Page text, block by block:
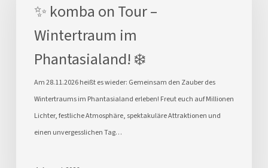
Wintertraum
Phantasialand!
✨ komba on Tour –
Wintertraum im
Phantasialand! ❄️
Am 28.11.2026 heißt es wieder: Gemeinsam den Zauber des
Wintertraums im Phantasialand erleben! Freut euch auf Millionen
Lichter, festliche Atmosphäre, spektakuläre Attraktionen und
einen unvergesslichen Tag…